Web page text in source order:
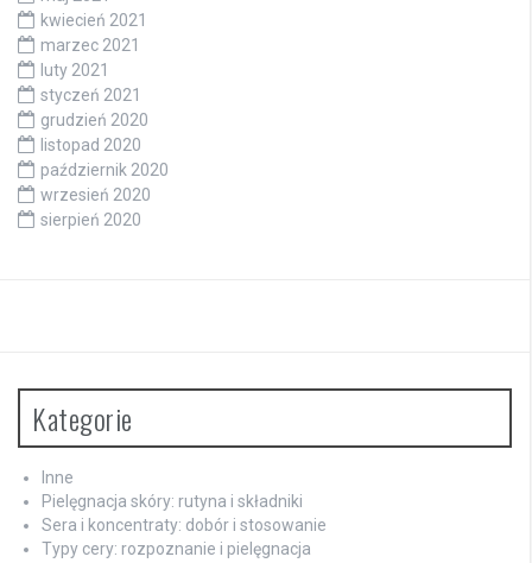
kwiecień 2021
marzec 2021
luty 2021
styczeń 2021
grudzień 2020
listopad 2020
październik 2020
wrzesień 2020
sierpień 2020
Kategorie
Inne
Pielęgnacja skóry: rutyna i składniki
Sera i koncentraty: dobór i stosowanie
Typy cery: rozpoznanie i pielęgnacja